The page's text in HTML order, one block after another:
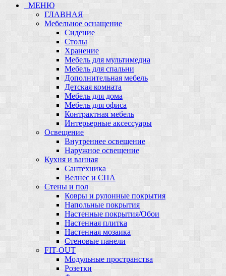
МЕНЮ
ГЛАВНАЯ
Мебельное оснащение
Сидение
Столы
Хранение
Мебель для мультимедиа
Мебель для спальни
Дополнительная мебель
Детская комната
Мебель для дома
Мебель для офиса
Контрактная мебель
Интерьерные аксессуары
Освещение
Внутреннее освещение
Наружное освещение
Кухня и ванная
Сантехника
Велнес и СПА
Стены и пол
Ковры и рулонные покрытия
Напольные покрытия
Настенные покрытия/Обои
Настенная плитка
Настенная мозаика
Стеновые панели
FIT-OUT
Модульные пространства
Розетки